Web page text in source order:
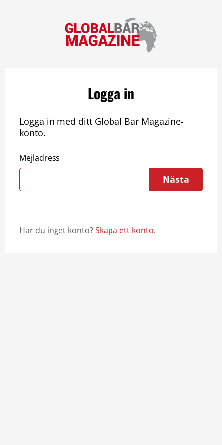
Logga in
Logga in med ditt Global Bar Magazine-
konto.
Mejladress
Nästa
Har du inget konto?Skapa ett konto.